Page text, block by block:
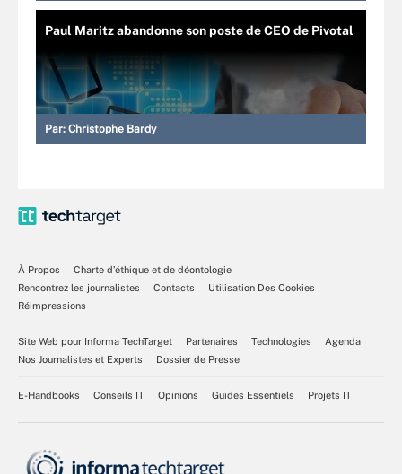
Paul Maritz abandonne son poste de CEO de Pivotal
Par: Christophe Bardy
À Propos
Charte d’éthique et de déontologie
Rencontrez les journalistes
Contacts
Utilisation Des Cookies
Réimpressions
Site Web pour Informa TechTarget Partenaires Technologies
Agenda
Nos Journalistes et Experts
Dossier de Presse
E-Handbooks Conseils IT Opinions Guides Essentiels Projets IT